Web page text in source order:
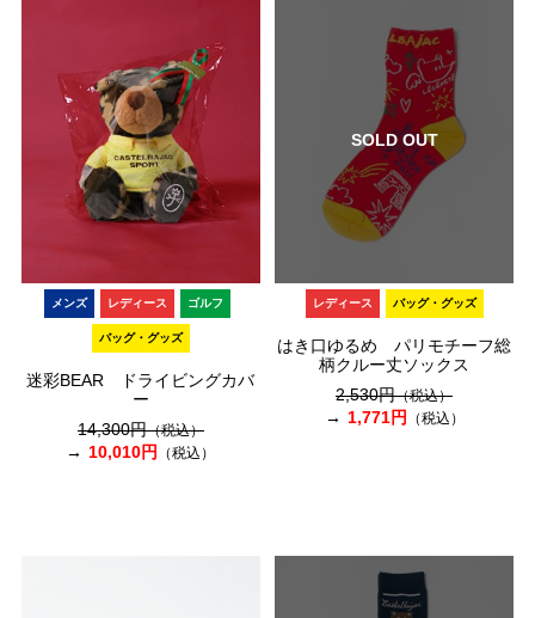
メンズ レディース ゴルフ
バッグ・グッズ
迷彩BEAR ドライビングカバ
ー
14,300円（税込）
10,010円 （税込）
SOLD OUT
レディース バッグ・グッズ
はき口ゆるめ パリモチーフ総
柄クルー丈ソックス
2,530円（税込）
1,771円 （税込）